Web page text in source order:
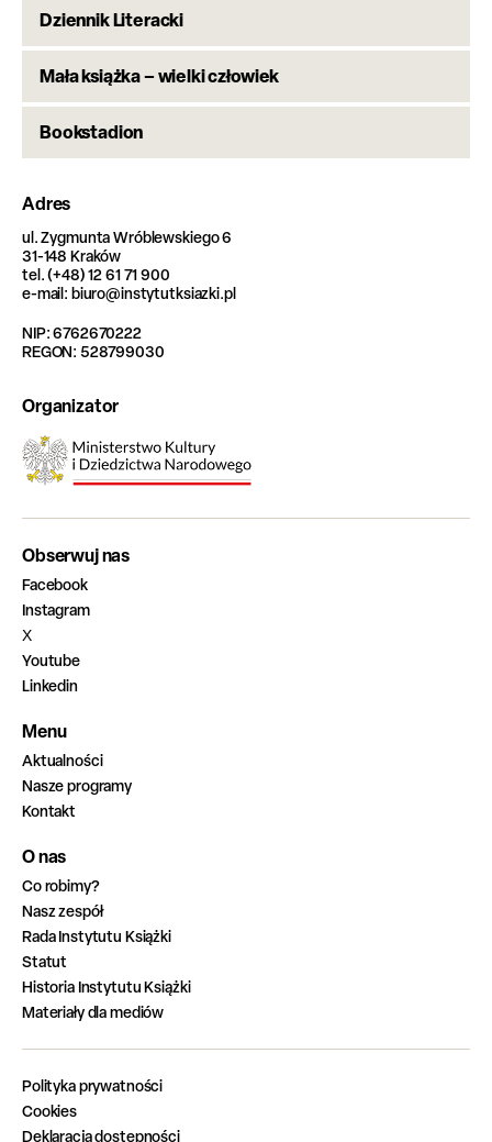
Dziennik Literacki
Mała książka – wielki człowiek
Bookstadion
Adres
ul. Zygmunta Wróblewskiego 6
31-148 Kraków
tel. (+48) 12 61 71 900
e-mail: biuro@instytutksiazki.pl
NIP: 6762670222
REGON: 528799030
Organizator
Obserwuj nas
Facebook
Instagram
X
Youtube
Linkedin
Menu
Aktualności
Nasze programy
Kontakt
O nas
Co robimy?
Nasz zespół
Rada Instytutu Książki
Statut
Historia Instytutu Książki
Materiały dla mediów
Polityka prywatności
Cookies
Deklaracja dostępności